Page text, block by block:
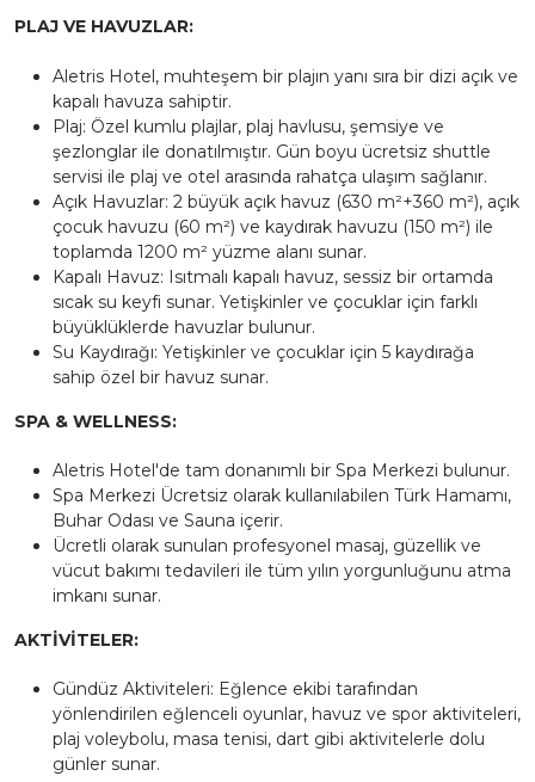
PLAJ VE HAVUZLAR:
Aletris Hotel, muhteşem bir plajın yanı sıra bir dizi açık ve
kapalı havuza sahiptir.
Plaj: Özel kumlu plajlar, plaj havlusu, şemsiye ve
şezlonglar ile donatılmıştır. Gün boyu ücretsiz shuttle
servisi ile plaj ve otel arasında rahatça ulaşım sağlanır.
Açık Havuzlar: 2 büyük açık havuz (630 m²+360 m²), açık
çocuk havuzu (60 m²) ve kaydırak havuzu (150 m²) ile
toplamda 1200 m² yüzme alanı sunar.
Kapalı Havuz: Isıtmalı kapalı havuz, sessiz bir ortamda
sıcak su keyfi sunar. Yetişkinler ve çocuklar için farklı
büyüklüklerde havuzlar bulunur.
Su Kaydırağı: Yetişkinler ve çocuklar için 5 kaydırağa
sahip özel bir havuz sunar.
SPA & WELLNESS:
Aletris Hotel'de tam donanımlı bir Spa Merkezi bulunur.
Spa Merkezi Ücretsiz olarak kullanılabilen Türk Hamamı,
Buhar Odası ve Sauna içerir.
Ücretli olarak sunulan profesyonel masaj, güzellik ve
vücut bakımı tedavileri ile tüm yılın yorgunluğunu atma
imkanı sunar.
AKTİVİTELER:
Gündüz Aktiviteleri: Eğlence ekibi tarafından
yönlendirilen eğlenceli oyunlar, havuz ve spor aktiviteleri,
plaj voleybolu, masa tenisi, dart gibi aktivitelerle dolu
günler sunar.